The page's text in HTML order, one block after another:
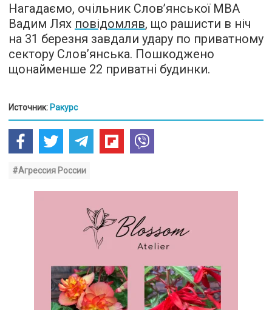
Нагадаємо, очільник Слов’янської МВА
Вадим Лях повідомляв, що рашисти в ніч
на 31 березня завдали удару по приватному
сектору Слов’янська. Пошкоджено
щонайменше 22 приватні будинки.
Источник: Ракурс
#Агрессия России